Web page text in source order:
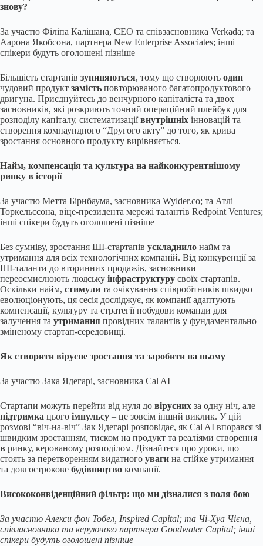
знову?
За участю Філіпа Калішана, CEO та співзасновника Verkada; та
Аарона Якобсона, партнера New Enterprise Associates; інші
спікери будуть оголошені пізніше
Більшість стартапів зупиняються, тому що створюють один
чудовий продукт замість повторюваного багатопродуктового
двигуна. Приєднуйтесь до венчурного капіталіста та двох
засновників, які розкриють точний операційний плейбук для
розподілу капіталу, систематизаціївнутрішніх інновацій та
створення компаундного “Другого акту” до того, як крива
зростання основного продукту вирівняється.
Найм, компенсація та культура на найконкурентнішому
ринку в історії
За участю Метта Бірнбаума, засновника Wylder.co; та Атлі
Торкельссона, віце-президента мережі талантів Redpoint Ventures;
інші спікери будуть оголошені пізніше
Без сумніву, зростання ШІ-стартапів ускладнило найм та
утримання для всіх технологічних компаній. Від конкуренції за
ШІ-таланти до вторинних продажів, засновники
переосмислюють людську інфраструктуру своїх стартапів.
Оскільки найм, стимули та очікування співробітників швидко
еволюціонують, ця сесія досліджує, як компанії адаптують
компенсації, культуру та стратегії побудови команди для
залучення та утримання провідних талантів у фундаментально
зміненому стартап-середовищі.
Як створити вірусне зростання та заробити на ньому
За участю Зака ​​Ядегарі, засновника Cal AI
Стартапи можуть перейти від нуля до вірусних за одну ніч, але
підтримка цього імпульсу – це зовсім інший виклик. У цій
розмові “віч-на-віч” Зак Ядегарі розповідає, як Cal AI впорався зі
швидким зростанням, тиском на продукт та реаліями створення
в ринку, керованому розподілом. Дізнайтеся про уроки, що
стоять за перетворенням видатного уваги на стійке утримання
та довгострокове будівництво компанії.
Висококонвіденційний фільтр: що ми дізналися з поля бою
За участю Алекси фон Тобел, Inspired Capital; та Чі-Хуа Чієна,
співзасновника та керуючого партнера Goodwater Capital; інші
спікери будуть оголошені пізніше